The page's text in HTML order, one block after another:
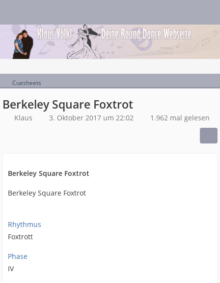
Cuesheets
Berkeley Square Foxtrot
Klaus 3. Oktober 2017 um 22:02 1.962 mal gelesen
Berkeley Square Foxtrot
Berkeley Square Foxtrot
Rhythmus
Foxtrott
Phase
IV